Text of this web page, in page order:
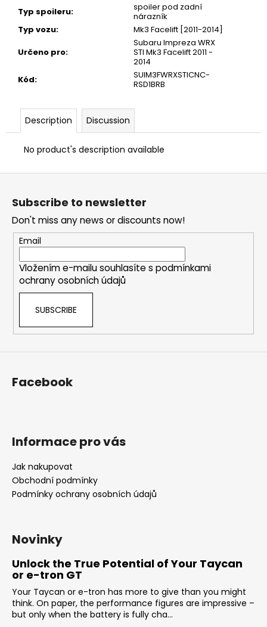
Typ spoileru:
spoiler pod zadní
nárazník
Typ vozu:
Mk3 Facelift [2011-2014]
Určeno pro:
Subaru Impreza WRX
STI Mk3 Facelift 2011 -
2014
Kód:
SUIM3FWRXSTICNC-
RSD1BRB
Description Discussion
No product's description available
F
Subscribe to newsletter
Don't miss any news or discounts now!
Email
Vložením e-mailu souhlasíte s podmínkami
ochrany osobních údajů
SUBSCRIBE
Facebook
Informace pro vás
Jak nakupovat
Obchodní podmínky
Podmínky ochrany osobních údajů
Novinky
Unlock the True Potential of Your Taycan
or e-tron GT
Your Taycan or e-tron has more to give than you might
think. On paper, the performance figures are impressive –
but only when the battery is fully cha...